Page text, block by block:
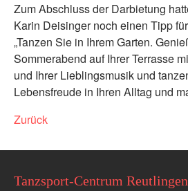
Zum Abschluss der Darbietung
Karin Deisinger noch einen Tipp
„Tanzen Sie in Ihrem Garten.
Sommerabend auf Ihrer Terrasse
und Ihrer Lieblingsmusik und
Lebensfreude in Ihren Alltag und
Zurück
Tanzsport-Centrum Reutlingen